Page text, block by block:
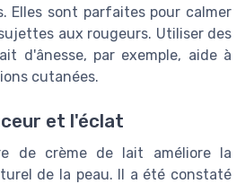
Elles sont parfaites pour calmer
aux rougeurs. Utiliser des
d'ânesse, par exemple, aide à
cutanées.
et l'éclat
de crème de lait améliore la
de la peau. Il a été constaté